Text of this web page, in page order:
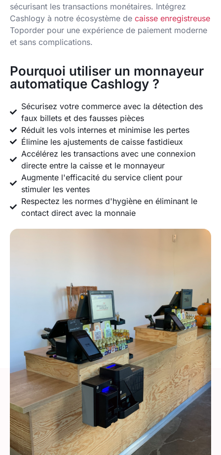
sécurisant les transactions monétaires. Intégrez
Cashlogy à notre écosystème de caisse enregistreuse
Toporder pour une expérience de paiement moderne
et sans complications.
Pourquoi utiliser un monnayeur
automatique Cashlogy ?
Sécurisez votre commerce avec la détection des
faux billets et des fausses pièces
Réduit les vols internes et minimise les pertes
Élimine les ajustements de caisse fastidieux
Accélérez les transactions avec une connexion
directe entre la caisse et le monnayeur
Augmente l'efficacité du service client pour
stimuler les ventes
Respectez les normes d'hygiène en éliminant le
contact direct avec la monnaie